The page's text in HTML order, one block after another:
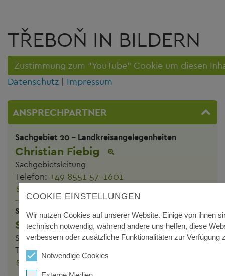
TŘEBOŇ IN BILDERN
Zustimmung zum "YouTube" Cookie um diesen
Datenschutz | Impressum
ANSPRECHPARTNER
Sachgebiet 20 - Landkreisangelegenheiten
Christian Fiebig
Sachgebietsleitung
Telefon: +49 8551 57-1601
Sachgebiet 20 - Landkreisangelegenheiten
Selma Sedova-Keck
Sachbearbeiterin
Telefon:
+49 8551 57-1612
E-Mail schreiben
COOKIE EINSTELLUNGEN
Wir nutzen Cookies auf unserer Website. Einige von ihnen
technisch notwendig, während andere uns helfen, diese
verbessern oder zusätzliche Funktionalitäten zur Verfügung
Notwendige Cookies